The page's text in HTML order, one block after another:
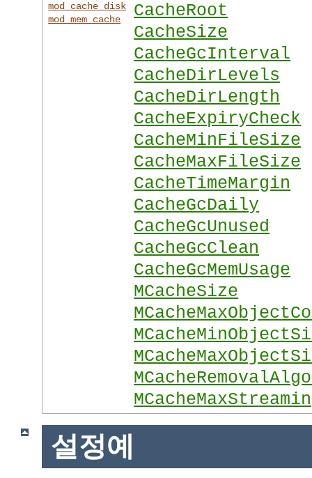
mod_cache_disk
mod_mem_cache
CacheRoot
CacheSize
CacheGcInterval
CacheDirLevels
CacheDirLength
CacheExpiryCheck
CacheMinFileSize
CacheMaxFileSize
CacheTimeMargin
CacheGcDaily
CacheGcUnused
CacheGcClean
CacheGcMemUsage
MCacheSize
설정예